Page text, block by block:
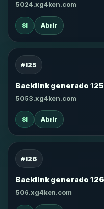
5024.xg4ken.com
SI Abrir
#125
Backlink generado 125
5053.xg4ken.com
SI Abrir
#126
Backlink generado 126
506.xg4ken.com